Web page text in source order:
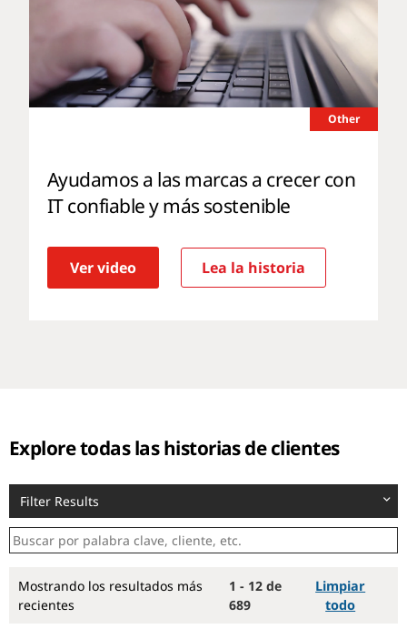
Other
Ayudamos a las marcas a crecer con
IT confiable y más sostenible
Ver video Lea la historia
Explore todas las historias de clientes
Filter Results
Mostrando los resultados más
recientes
1 - 12 de
689
Limpiar
todo